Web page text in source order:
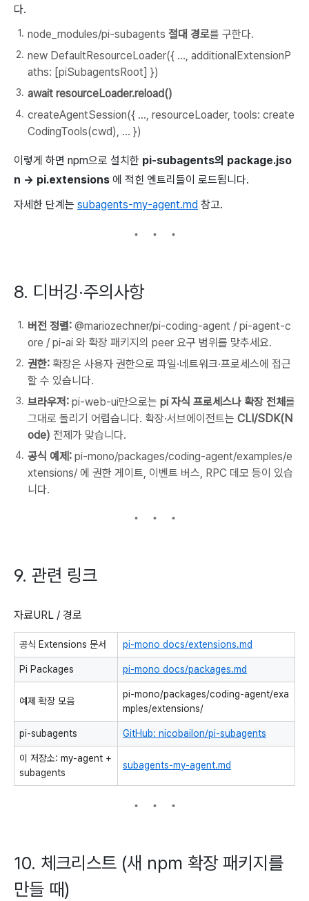
다.
node_modules/pi-subagents 절대 경로를 구한다.
new DefaultResourceLoader({ ..., additionalExtensionP
aths: [piSubagentsRoot] })
await resourceLoader.reload()
createAgentSession({ ..., resourceLoader, tools: create
CodingTools(cwd), ... })
이렇게 하면 npm으로 설치한 pi-subagents의 package.jso
n → pi.extensions 에 적힌 엔트리들이 로드됩니다.
자세한 단계는 subagents-my-agent.md 참고.
8. 디버깅·주의사항
버전 정렬: @mariozechner/pi-coding-agent / pi-agent-c
ore / pi-ai 와 확장 패키지의 peer 요구 범위를 맞추세요.
권한: 확장은 사용자 권한으로 파일·네트워크·프로세스에 접근
할 수 있습니다.
브라우저: pi-web-ui만으로는 pi 자식 프로세스나 확장 전체 를
그대로 돌리기 어렵습니다. 확장·서브에이전트는 CLI/SDK(N
ode) 전제가 맞습니다.
공식 예제: pi-mono/packages/coding-agent/examples/e
xtensions/ 에 권한 게이트, 이벤트 버스, RPC 데모 등이 있습
니다.
9. 관련 링크
자료URL / 경로
공식 Extensions 문서 pi-mono docs/extensions.md
Pi Packages pi-mono docs/packages.md
예제 확장 모음
pi-mono/packages/coding-agent/exa
mples/extensions/
pi-subagents GitHub: nicobailon/pi-subagents
이 저장소: my-agent +
subagents
subagents-my-agent.md
10. 체크리스트 (새 npm 확장 패키지를
만들 때)